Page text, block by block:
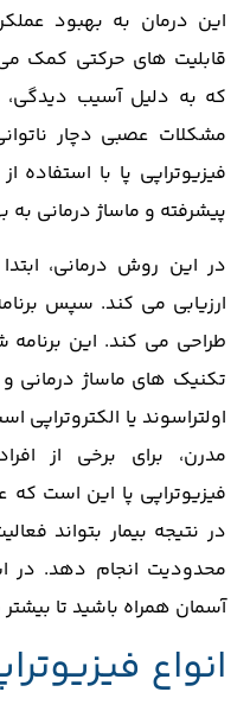
این درمان به بهبود
قابلیت ‌های حرکتی کمک می‌
که به دلیل آسیب ‌دیدگی،
مشکلات عصبی دچار
فیزیوتراپی پا با
پیشرفته و ماساژ درمانی
در این روش درمانی،
ارزیابی می ‌کند. سپس
طراحی می ‌کند. این
تکنیک ‌های ماساژ درمانی و
اولتراسوند یا
مدرن، برای برخی از
فیزیوتراپی پا این است که
در نتیجه بیمار بتواند
محدودیت انجام دهد. در
آسمان همراه باشید تا بیشتر
انواع